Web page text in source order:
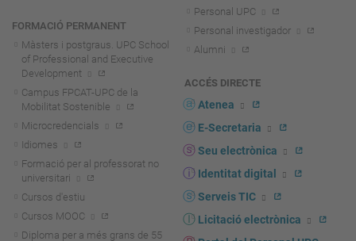
FORMACIÓ PERMANENT
Màsters i postgraus. UPC School
of Professional and Executive
Development
Campus FPCAT-UPC de la
Mobilitat Sostenible
Microcredencials
Idiomes
Formació per al professorat no
universitari
Cursos d'estiu
Cursos MOOC
Diploma per a més grans de 55
Personal UPC
Personal investigador
Alumni
ACCÉS DIRECTE
Atenea
E-Secretaria
Seu electrònica
Identitat digital
Serveis TIC
Licitació electrònica